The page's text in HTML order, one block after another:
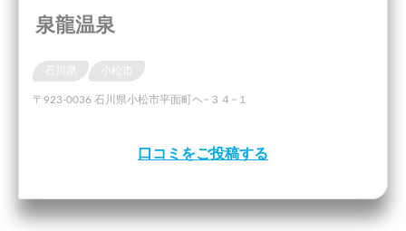
泉龍温泉
石川県
〒923-0036 石川県小松市平面町ヘ−３４−１
口コミをご投稿する